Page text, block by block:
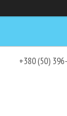
+380 (50)